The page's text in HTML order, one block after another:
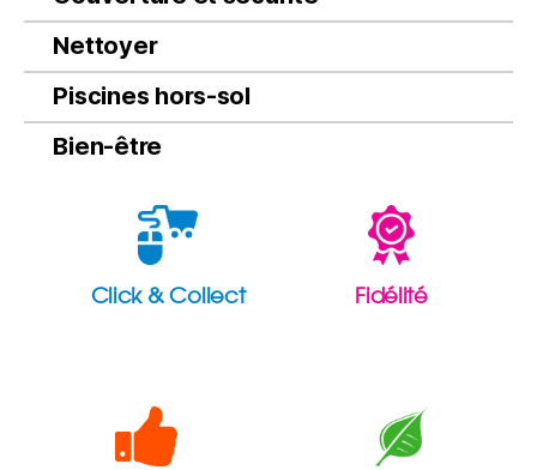
Nettoyer
Piscines hors-sol
Bien-être
Click & Collect Fidélité